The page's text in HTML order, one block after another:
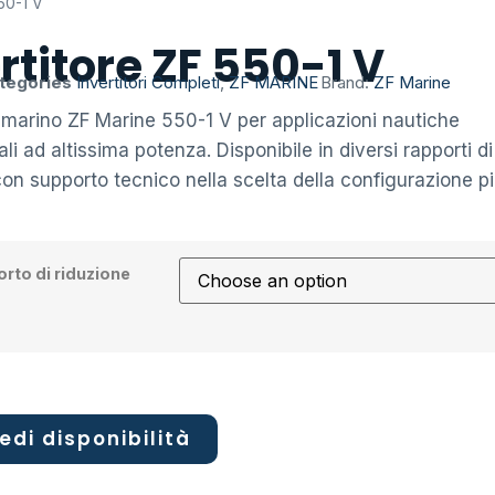
ZF 550-1 V
Invertitori Completi,ZF MARINEBrand:ZF Marine
ZF Marine 550-1 V per applicazioni nautiche
ad altissima potenza. Disponibile in diversi rapporti di
supporto tecnico nella scelta della configurazione
di riduzione
disponibilità